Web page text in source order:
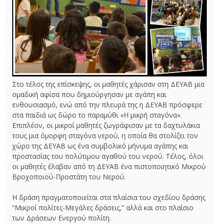
Στο τέλος της επίσκεψης, οι μαθητές χάρισαν στη ΔΕΥΑΒ μια
ομαδική αφίσα που δημιούργησαν με αγάπη και
ενθουσιασμό, ενώ από την πλευρά της η ΔΕΥΑΒ πρόσφερε
στα παιδιά ως δώρο το παραμύθι «Η μικρή σταγόνα».
Επιπλέον, οι μικροί μαθητές ζωγράφισαν με τα δαχτυλάκια
τους μια όμορφη σταγόνα νερού, η οποία θα στολίζει τον
χώρο της ΔΕΥΑΒ ως ένα συμβολικό μήνυμα αγάπης και
προστασίας του πολύτιμου αγαθού του νερού. Τέλος, όλοι
οι μαθητές έλαβαν από τη ΔΕΥΑΒ ένα πιστοποιητικό Μικρού
Βροχοποιού-Προστάτη του Νερού.
Η δράση πραγματοποιείται στα πλαίσια του σχεδίου δράσης
“Μικροί πολίτες-Μεγάλες δράσεις,” αλλά και στο πλαίσιο
των Δράσεων Ενεργού πολίτη.